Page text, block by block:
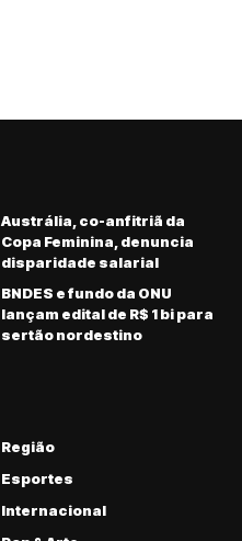
Austrália, co-anfitriã da
Copa Feminina, denuncia
disparidade salarial
BNDES e fundo da ONU
lançam edital de R$ 1 bi para
sertão nordestino
Região
Esportes
Internacional